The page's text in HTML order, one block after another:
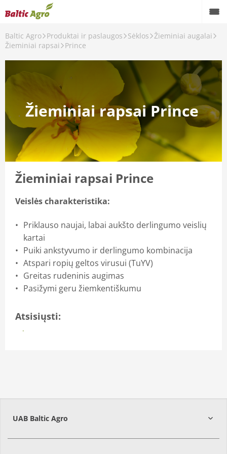
Baltic Agro Produktai ir paslaugos Sėklos Žieminiai augalai
Žieminiai rapsai
Prince
Žieminiai rapsai Prince
Žieminiai rapsai Prince
Veislės charakteristika:
Priklauso naujai, labai aukšto derlingumo veislių
kartai
Puiki ankstyvumo ir derlingumo kombinacija
Atspari ropių geltos virusui (TuYV)
Greitas rudeninis augimas
Pasižymi geru žiemkentiškumu
Atsisiųsti:
Brošiūra
UAB Baltic Agro